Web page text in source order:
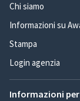
Chi siamo
Informazioni su
Stampa
Login agenzia
Informazioni